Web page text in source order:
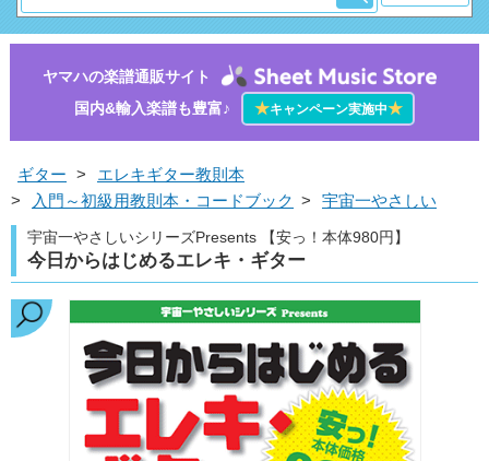
ヤマハの楽譜通販サイト
国内&輸入楽譜も豊富♪
★キャンペーン実施中★
ギター >
エレキギター教則本
>
入門～初級用教則本・コードブック > 宇宙一やさしい
宇宙一やさしいシリーズPresents 【安っ！本体980円】
今日からはじめるエレキ・ギター